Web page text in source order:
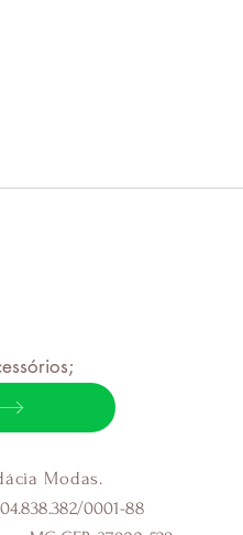
Modas.
0001-88